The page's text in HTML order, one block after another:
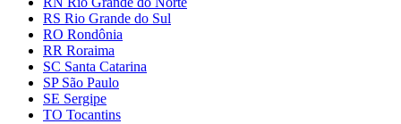
RS Rio Grande do Sul
RO Rondônia
RR Roraima
SC Santa Catarina
SP São Paulo
SE Sergipe
TO Tocantins